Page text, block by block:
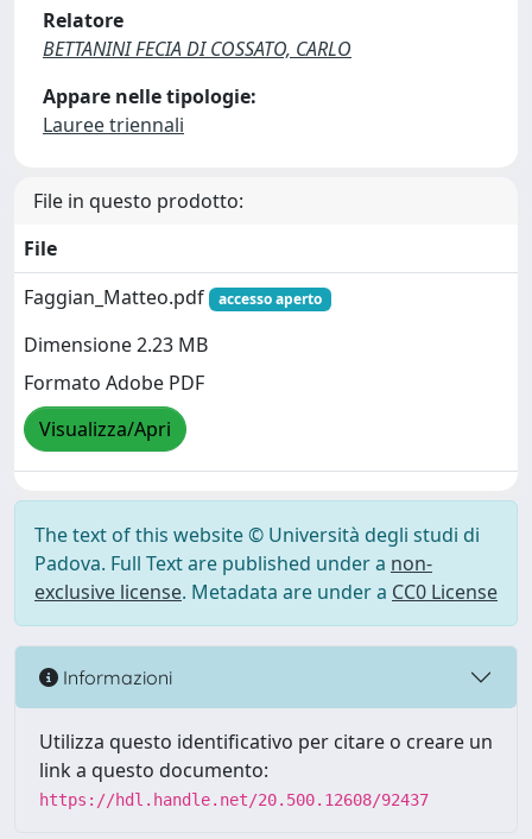
Relatore
BETTANINI FECIA DI COSSATO, CARLO
Appare nelle tipologie:
Lauree triennali
File in questo prodotto:
File
Faggian_Matteo.pdf
accesso aperto
Dimensione 2.23 MB
Formato Adobe PDF
Visualizza/Apri
The text of this website © Università degli studi di
Padova. Full Text are published under a non-
exclusive license. Metadata are under a CC0 License
Informazioni
Utilizza questo identificativo per citare o creare un
link a questo documento:
https://hdl.handle.net/20.500.12608/92437